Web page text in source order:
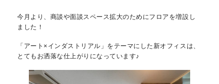
今月より、商談や面談スペース拡大のためにフロアを増設し
ました！
「アート×インダストリアル」をテーマにした新オフィスは、
とてもお洒落な仕上がりになっています♪